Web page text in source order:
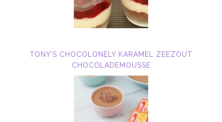
TONY’S CHOCOLONELY KARAMEL ZEEZOUT
CHOCOLADEMOUSSE